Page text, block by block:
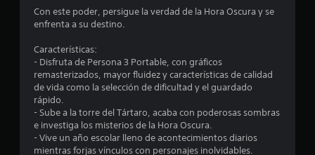
1
1
8
Con este poder, persigue la verdad de la Hora Oscura y se
enfrenta a su destino.
Características:
- Disfruta de Persona 3 Portable, con gráficos
remasterizados, mayor fluidez y características de calidad
de vida como la selección de dificultad y el guardado
rápido.
- Sube a la torre del Tártaro, acaba con poderosas sombras
e investiga los misterios de la Hora Oscura.
- Vive un año escolar lleno de acontecimientos diarios
mientras forjas vínculos con personajes inolvidables.